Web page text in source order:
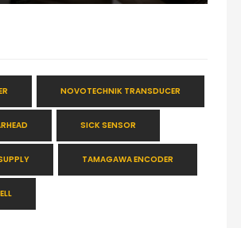
NOVOTECHNIK TRANSDUCER
SICK SENSOR
TAMAGAWA ENCODER